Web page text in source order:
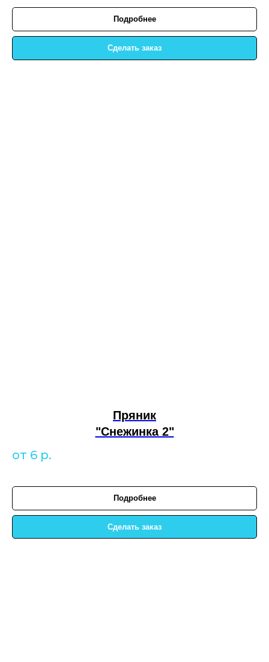
Подробнее
Сделать заказ
Пряник
"Снежинка 2"
от 6 р.
Подробнее
Сделать заказ